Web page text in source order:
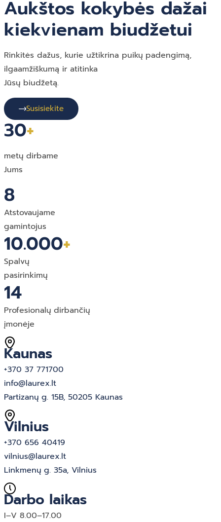
Aukštos kokybės dažai
kiekvienam biudžetui
Rinkitės dažus, kurie užtikrina puikų padengimą,
ilgaamžiškumą ir atitinka
Jūsų biudžetą.
Susisiekite
30+
metų dirbame
Jums
8
Atstovaujame
gamintojus
10.000+
Spalvų
pasirinkimų
14
Profesionalų dirbančių
įmonėje
Kaunas
+370 37 771700
info@laurex.lt
Partizanų g. 15B, 50205 Kaunas
Vilnius
+370 656 40419
vilnius@laurex.lt
Linkmenų g. 35a, Vilnius
Darbo laikas
I–V 8.00–17.00